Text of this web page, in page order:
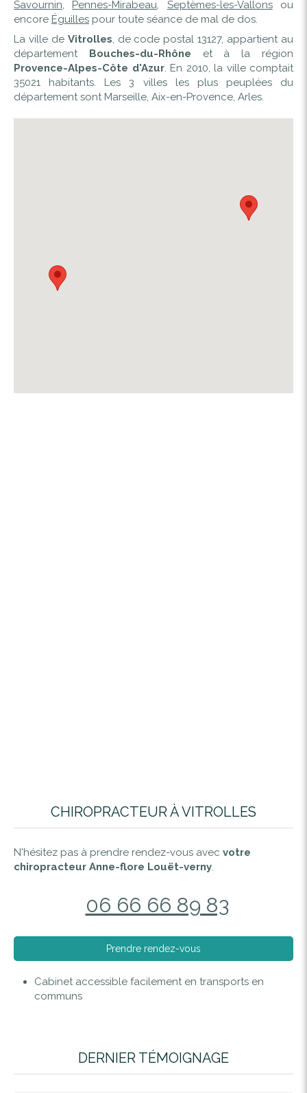
Savournin, Pennes-Mirabeau, Septèmes-les-Vallonsou
encore Éguilles pour toute séance de mal de dos.
La ville de Vitrolles, de code postal 13127, appartient au
département Bouches-du-Rhône et à la région
Provence-Alpes-Côte d'Azur. En 2010, la ville comptait
35021 habitants. Les 3 villes les plus peuplées du
département sont Marseille, Aix-en-Provence, Arles.
CHIROPRACTEUR À VITROLLES
N'hésitez pas à prendre rendez-vous avec votre
chiropracteur Anne-flore Louët-verny.
06 66 66 89 83
Prendre rendez-vous
Cabinet accessible facilement en transports en
communs
DERNIER TÉMOIGNAGE